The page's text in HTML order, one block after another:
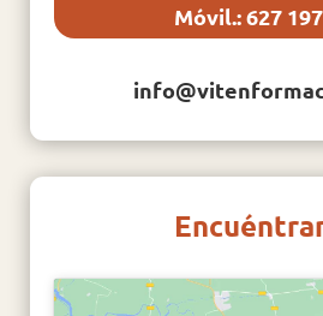
Móvil.: 627